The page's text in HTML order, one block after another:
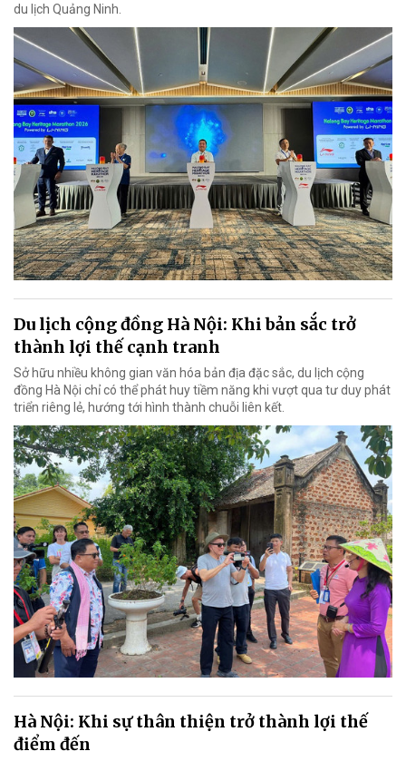
du lịch Quảng Ninh.
Du lịch cộng đồng Hà Nội: Khi bản sắc trở
thành lợi thế cạnh tranh
Sở hữu nhiều không gian văn hóa bản địa đặc sắc, du lịch cộng
đồng Hà Nội chỉ có thể phát huy tiềm năng khi vượt qua tư duy phát
triển riêng lẻ, hướng tới hình thành chuỗi liên kết.
Hà Nội: Khi sự thân thiện trở thành lợi thế
điểm đến